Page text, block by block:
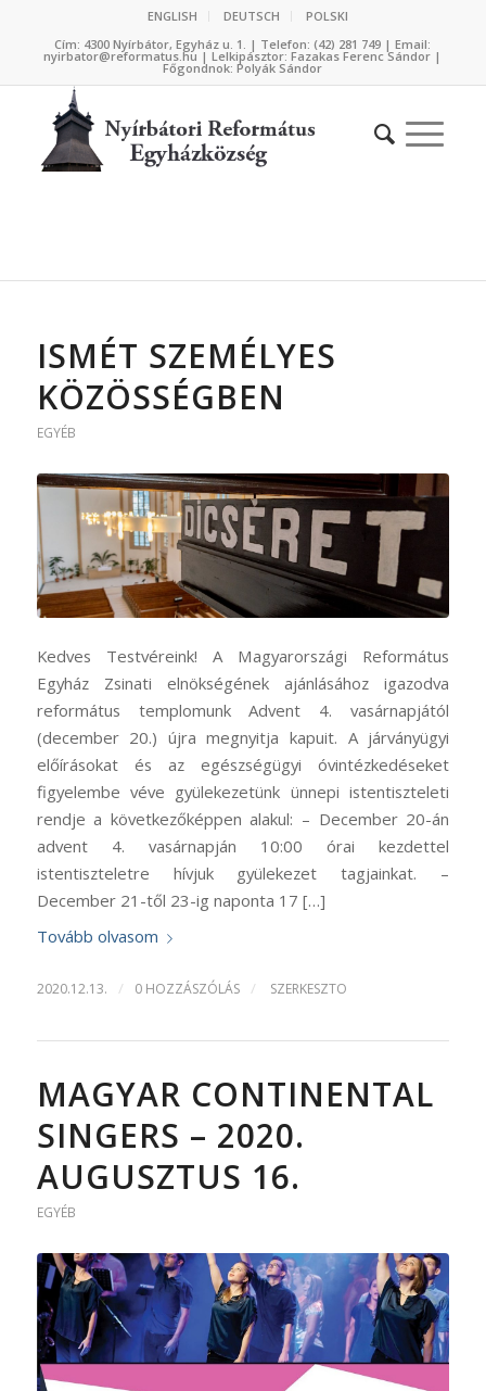
ENGLISH DEUTSCH
POLSKI
Cím: 4300 Nyírbátor, Egyház u. 1. | Telefon: (42) 281 749 | Email:
nyirbator@reformatus.hu | Lelkipásztor: Fazakas Ferenc Sándor |
Főgondnok: Polyák Sándor
ISMÉT SZEMÉLYES
KÖZÖSSÉGBEN
EGYÉB
Kedves Testvéreink! A Magyarországi Református
Egyház Zsinati elnökségének ajánlásához igazodva
református templomunk Advent 4. vasárnapjától
(december 20.) újra megnyitja kapuit. A járványügyi
előírásokat és az egészségügyi óvintézkedéseket
figyelembe véve gyülekezetünk ünnepi istentiszteleti
rendje a következőképpen alakul: – December 20-án
advent 4. vasárnapján 10:00 órai kezdettel
istentiszteletre hívjuk gyülekezet tagjainkat. –
December 21-től 23-ig naponta 17 […]
Tovább olvasom
2020.12.13. / 0 HOZZÁSZÓLÁS / SZERKESZTO
MAGYAR CONTINENTAL
SINGERS – 2020.
AUGUSZTUS 16.
EGYÉB